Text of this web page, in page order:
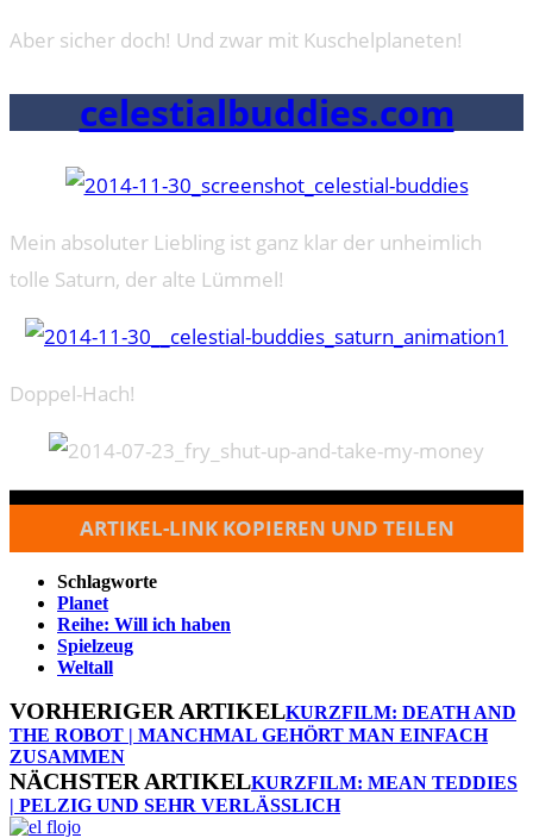
Aber sicher doch! Und zwar mit Kuschelplaneten!
celestialbuddies.com
Mein absoluter Liebling ist ganz klar der unheimlich
tolle Saturn, der alte Lümmel!
Doppel-Hach!
ARTIKEL-LINK KOPIEREN UND TEILEN
Schlagworte
Planet
Reihe: Will ich haben
Spielzeug
Weltall
VORHERIGER ARTIKELKURZFILM: DEATH AND
THE ROBOT | MANCHMAL GEHÖRT MAN EINFACH
ZUSAMMEN
NÄCHSTER ARTIKELKURZFILM: MEAN TEDDIES
| PELZIG UND SEHR VERLÄSSLICH